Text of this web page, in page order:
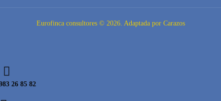
Eurofinca consultores © 2026. Adaptada por Carazos
26 85 82